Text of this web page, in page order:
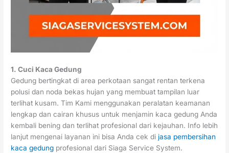
1. Cuci Kaca Gedung
Gedung bertingkat di area perkotaan sangat rentan terkena
polusi dan noda bekas hujan yang membuat tampilan luar
terlihat kusam. Tim Kami menggunakan peralatan keamanan
lengkap dan cairan khusus untuk menjamin kaca gedung Anda
kembali bening dan terlihat profesional dari kejauhan. Info lebih
lanjut mengenai layanan ini bisa Anda cek di jasa pembersihan
kaca gedung profesional dari Siaga Service System.